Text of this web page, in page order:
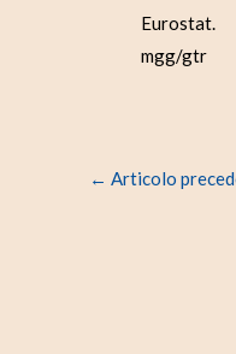
Eurostat.
mgg/gtr
← Articolo